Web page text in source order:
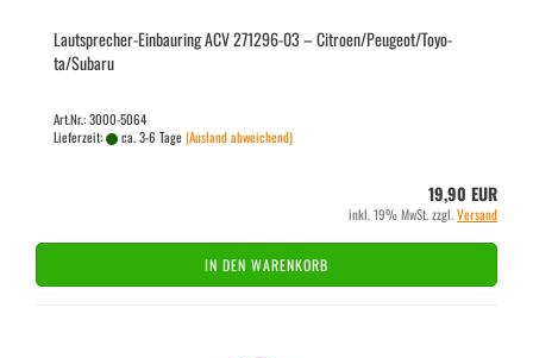
Lautsprecher-​​Ein­bau­ring ACV 271296-​​03 – Ci­tro­en/Peu­geot/To­yo­
ta/Sub­a­ru
Art.Nr.: 3000-5064
Lieferzeit:
ca. 3-6 Tage(Ausland abweichend)
19,90 EUR
inkl. 19% MwSt. zzgl.Versand
IN DEN WARENKORB